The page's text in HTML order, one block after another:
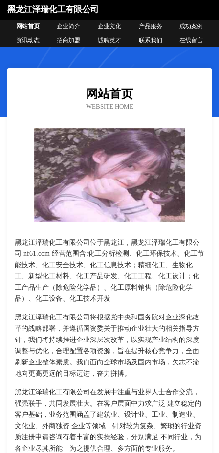
黑龙江泽瑞化工有限公司
网站首页 企业简介 企业文化 产品服务
成功案例
资讯动态
招商加盟 诚聘英才 联系我们 在线留言
网站首页
WEBSITE HOME
黑龙江泽瑞化工有限公司位于黑龙江，黑龙江泽瑞化工有限公
司 nf61.com 经营范围含:化工分析检测、化工环保技术、化工节
能技术、化工安全技术、化工信息技术；精细化工、生物化
工、新型化工材料、化工产品研发、化工工程、化工设计；化
工产品生产（除危险化学品）、化工原料销售（除危险化学
品）、化工设备、化工技术开发
黑龙江泽瑞化工有限公司将根据党中央和国务院对企业深化改
革的战略部署，并遵循国资委关于推动企业壮大的相关指导方
针，我们将持续推进企业深层次改革，以实现产业结构的深度
调整与优化，合理配置各项资源，旨在提升核心竞争力，全面
刷新企业整体素质。我们面向全球市场及国内市场，矢志不渝
地向更高更远的目标迈进，奋力拼搏。
黑龙江泽瑞化工有限公司在发展中注重与业界人士合作交流，
强强联手，共同发展壮大。在客户层面中力求广泛 建立稳定的
客户基础，业务范围涵盖了建筑业、设计业、工业、制造业、
文化业、外商独资 企业等领域，针对较为复杂、繁琐的行业资
质注册申请咨询有着丰富的实操经验，分别满足 不同行业，为
各企业尽其所能，为之提供合理、多方面的专业服务。